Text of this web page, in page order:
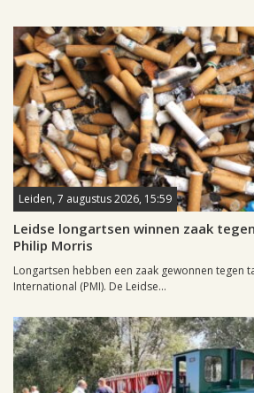
Leiden, 7 augustus 2026, 15:59
Leidse longartsen winnen zaak
Philip Morris
Longartsen hebben een zaak gewonnen tegen
International (PMI). De Leidse...